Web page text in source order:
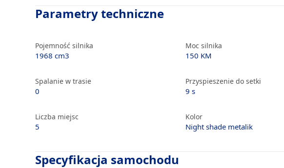
Parametry techniczne
Pojemność silnika
1968 cm3
Moc silnika
150 KM
Spalanie w trasie
0
Przyspieszenie do setki
9 s
Liczba miejsc
5
Kolor
Night shade metalik
Specyfikacja samochodu